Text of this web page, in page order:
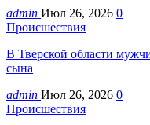
admin Июл 26, 2026 0
Происшествия
В Тверской области
сына
admin Июл 26, 2026 0
Происшествия